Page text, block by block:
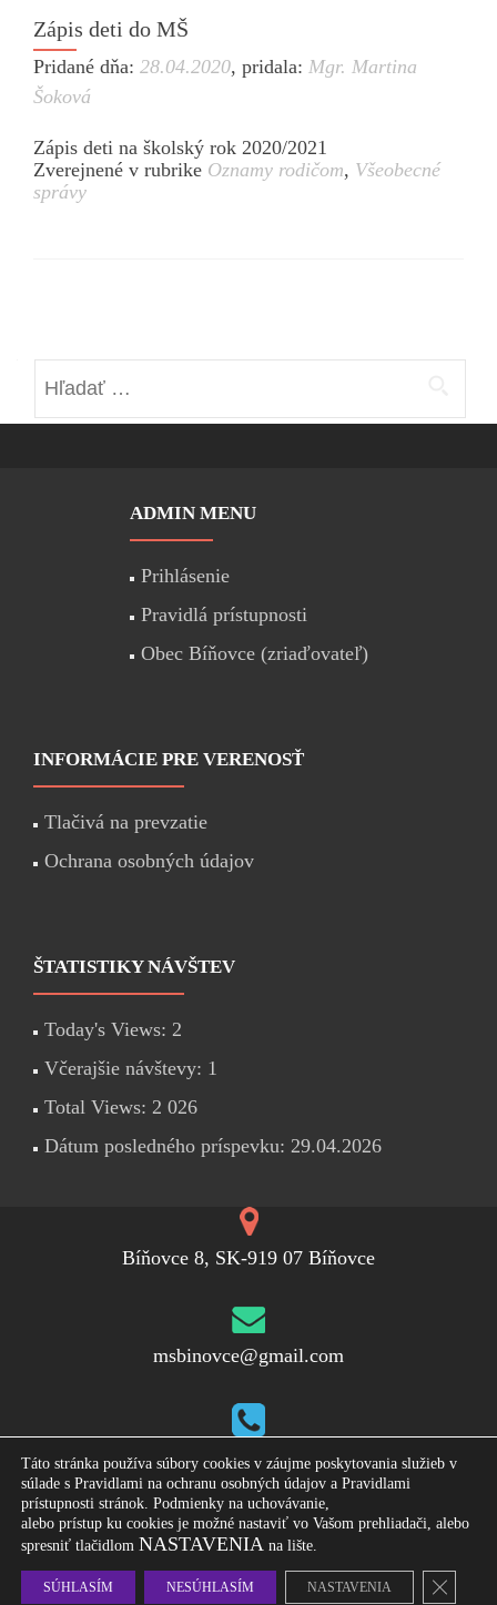
Zápis deti do MŠ
Pridané dňa: 28.04.2020, pridala: Mgr. Martina
Šoková
Zápis deti na školský rok 2020/2021
Zverejnené v rubrike Oznamy rodičom, Všeobecné
správy
ADMIN MENU
Prihlásenie
Pravidlá prístupnosti
Obec Bíňovce (zriaďovateľ)
INFORMÁCIE PRE VERENOSŤ
Tlačivá na prevzatie
Ochrana osobných údajov
ŠTATISTIKY NÁVŠTEV
Today's Views: 2
Včerajšie návštevy: 1
Total Views: 2 026
Dátum posledného príspevku: 29.04.2026
Bíňovce 8, SK-919 07 Bíňovce
msbinovce@gmail.com
+421 33 5589 2017
Materská škola Bíňovce ©2018 Všetky práva
vyhradené.
Táto stránka používa súbory cookies v záujme poskytovania služieb v
súlade s Pravidlami na ochranu osobných údajov a Pravidlami
prístupnosti stránok. Podmienky na uchovávanie,
alebo prístup ku cookies je možné nastaviť vo Vašom prehliadači, alebo
spresniť tlačidlom NASTAVENIA na lište.
SÚHLASÍM NESÚHLASÍM NASTAVENIA